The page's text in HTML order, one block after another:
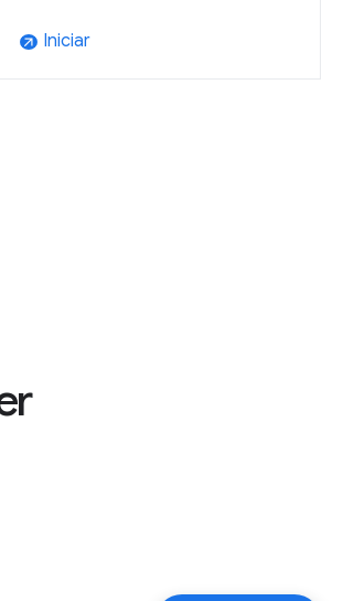
arrow_outward Iniciar